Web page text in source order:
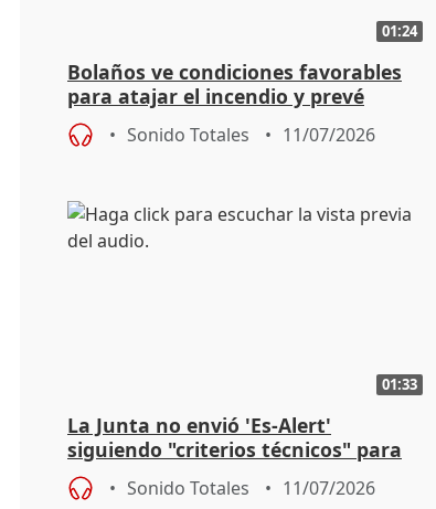
01:24
Bolaños ve condiciones favorables
para atajar el incendio y prevé
"noticias positivas"
Sonido Totales 11/07/2026
01:33
La Junta no envió 'Es-Alert'
siguiendo "criterios técnicos" para
"no perjudicar" a la población
Sonido Totales 11/07/2026